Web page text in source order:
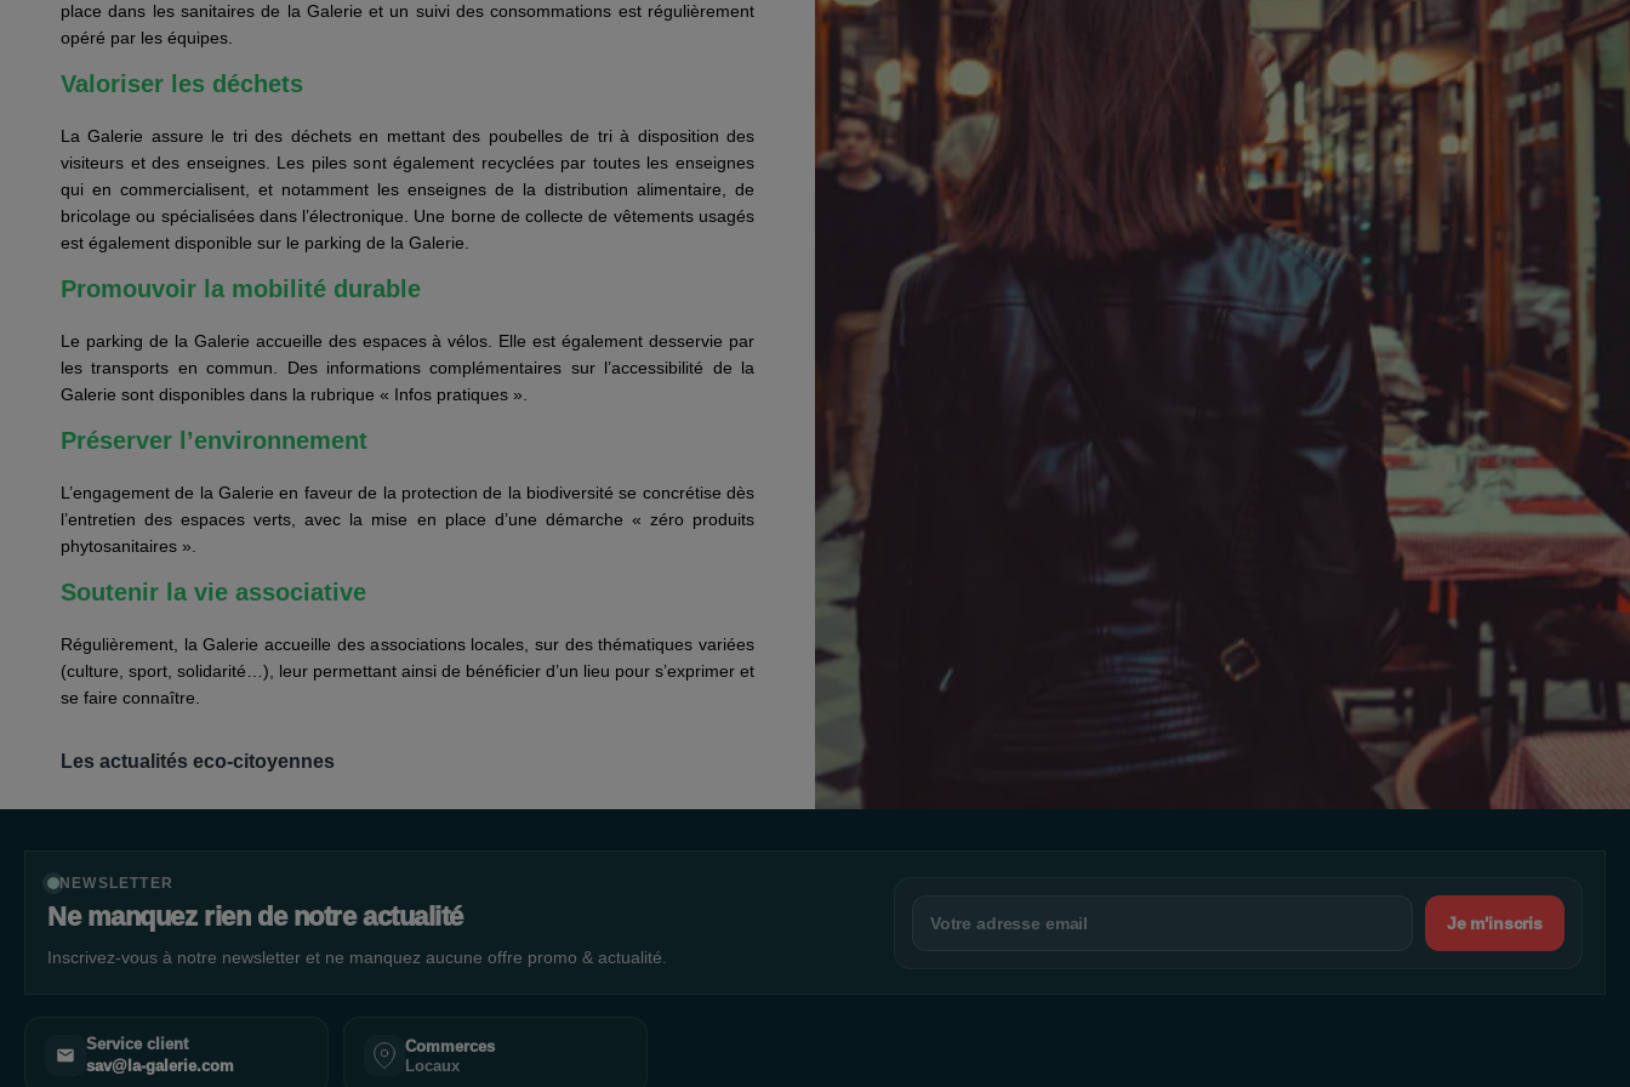
place dans les sanitaires de la Galerie et un suivi des consommations est régulièrement
opéré par les équipes.
Valoriser les déchets
La Galerie assure le tri des déchets en mettant des poubelles de tri à disposition des
visiteurs et des enseignes. Les piles sont également recyclées par toutes les enseignes
qui en commercialisent, et notamment les enseignes de la distribution alimentaire, de
bricolage ou spécialisées dans l’électronique. Une borne de collecte de vêtements usagés
est également disponible sur le parking de la Galerie.
Promouvoir la mobilité durable
Le parking de la Galerie accueille des espaces à vélos. Elle est également desservie par
les transports en commun. Des informations complémentaires sur l’accessibilité de la
Galerie sont disponibles dans la rubrique « Infos pratiques ».
Préserver l’environnement
L’engagement de la Galerie en faveur de la protection de la biodiversité se concrétise dès
l’entretien des espaces verts, avec la mise en place d’une démarche « zéro produits
phytosanitaires ».
Soutenir la vie associative
Régulièrement, la Galerie accueille des associations locales, sur des thématiques variées
(culture, sport, solidarité…), leur permettant ainsi de bénéficier d’un lieu pour s’exprimer et
se faire connaître.
Les actualités eco-citoyennes
NEWSLETTER
Ne manquez rien de notre actualité
Inscrivez-vous à notre newsletter et ne manquez aucune offre promo & actualité.
Je m'inscris
Service client
sav@la-galerie.com
Commerces
Locaux